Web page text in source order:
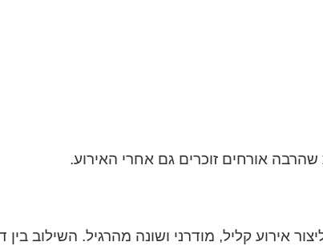
שהרבה אורחים זוכרים גם אחרי האירוע.
אירוע קליל, מודרני ושונה מהרגיל. השילוב